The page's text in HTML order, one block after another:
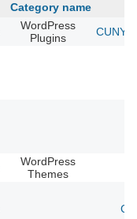
Category name
WordPress
Plugins
CUNY
WordPress
Themes